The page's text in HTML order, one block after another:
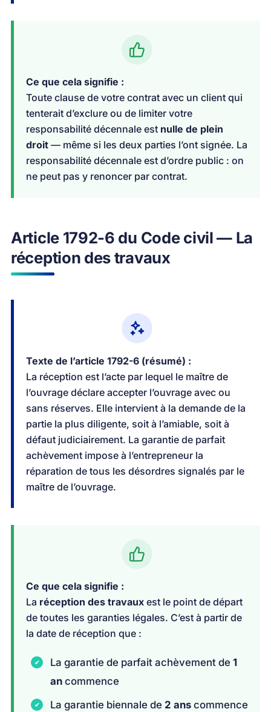
Ce que cela signifie :
Toute clause de votre contrat avec un client qui
tenterait d’exclure ou de limiter votre
responsabilité décennale est nulle de plein
droit — même si les deux parties l’ont signée. La
responsabilité décennale est d’ordre public : on
ne peut pas y renoncer par contrat.
Article 1792-6 du Code civil — La
réception des travaux
Texte de l’article 1792-6 (résumé) :
La réception est l’acte par lequel le maître de
l’ouvrage déclare accepter l’ouvrage avec ou
sans réserves. Elle intervient à la demande de la
partie la plus diligente, soit à l’amiable, soit à
défaut judiciairement. La garantie de parfait
achèvement impose à l’entrepreneur la
réparation de tous les désordres signalés par le
maître de l’ouvrage.
Ce que cela signifie :
La réception des travaux est le point de départ
de toutes les garanties légales. C’est à partir de
la date de réception que :
La garantie de parfait achèvement de 1
an commence
La garantie biennale de 2 ans commence